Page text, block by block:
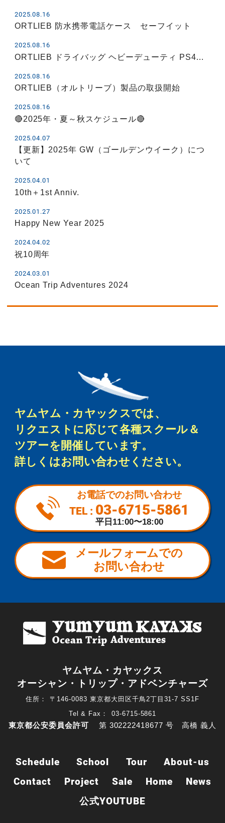
2025.08.16
ORTLIEB 防水携帯電話ケース セーフイット
2025.08.16
ORTLIEB ドライバッグ ヘビーデューティ PS4…
2025.08.16
ORTLIEB（オルトリーブ）製品の取扱開始
2025.08.16
🔴2025年・夏～秋スケジュール🔴
2025.04.07
【更新】2025年 GW（ゴールデンウイーク）につ
いて
2025.04.01
10th＋1st Anniv.
2025.01.27
Happy New Year 2025
2024.04.02
祝10周年
2024.03.01
Ocean Trip Adventures 2024
ヤムヤム・カヤックスでは、
リクエストに応じて各種スクール＆
ツアーを開催しています。
詳しくはお問い合わせください。
お電話でのお問い合わせ
TEL : 03-6715-5861
平日11:00〜18:00
メールフォームでの
お問い合わせ
ヤムヤム・カヤックス
オーシャン・トリップ・アドベンチャーズ
住所：
〒146-0083 東京都大田区千鳥2丁目31-7 SS1F
Tel & Fax：
03-6715-5861
東京都公安委員会許可 第 302222418677 号 高橋 義人
Schedule School Tour
About-us
Contact
Project Sale Home
News
公式YOUTUBE